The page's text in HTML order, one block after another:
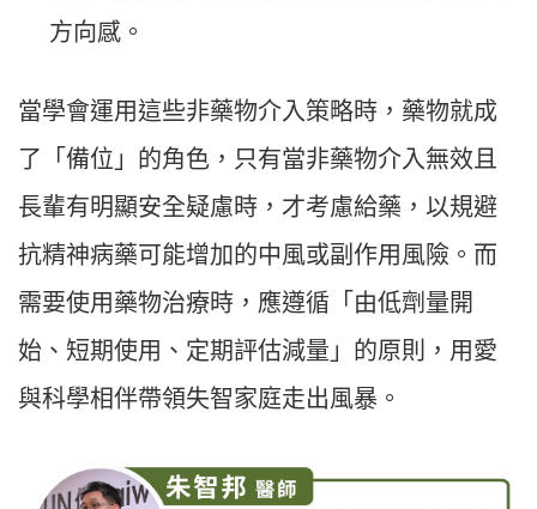
方向感。
當學會運用這些非藥物介入策略時，藥物就成
了「備位」的角色，只有當非藥物介入無效且
長輩有明顯安全疑慮時，才考慮給藥，以規避
抗精神病藥可能增加的中風或副作用風險。而
需要使用藥物治療時，應遵循「由低劑量開
始、短期使用、定期評估減量」的原則，用愛
與科學相伴帶領失智家庭走出風暴。